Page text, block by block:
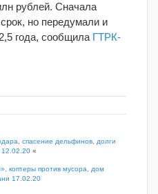
рублей. Сначала
но передумали и
года, сообщила ГТРК-
спасение дельфинов, долги
12.02.20 «
коптеры против мусора, дом
17.02.20